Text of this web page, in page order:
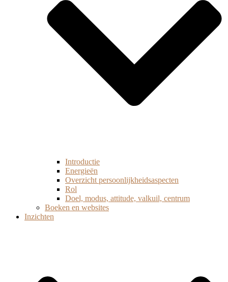
Introductie
Energieën
Overzicht persoonlijkheidsaspecten
Rol
Doel, modus, attitude, valkuil, centrum
Boeken en websites
Inzichten